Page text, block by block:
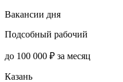
Вакансии дня
Подсобный рабочий
до 100 000 ₽ за месяц
Казань